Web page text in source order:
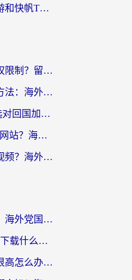
海外党必看：雷神手游和快帆TV版好用吗？3步选对回国加速器不踩坑
酷狗在海外用怎么版权限制？留学生亲测：3步解决听国内音乐难题
国外用微信加速器的方法：海外党无缝连接国内生活的实用指南
国外看芒果tv总卡？选对回国加速器，轻松追《浪姐》不费劲
在国外怎么看nba直播网站？海外党专属体育观赛指南，告别地区限制！
国外怎么看手机腾讯视频？海外党亲测有效的追剧加速器选择指南
德国怎么玩最强祖师？海外党国服游戏加速器选择全攻略（附宝可梦Online实测）
在国外玩QQ飞车需要下载什么加速器呢？海外党亲测有效的国服游戏加速指南
雪糕工厂国外玩延迟很高怎么办？海外玩家国服游戏加速终极攻略（附实测推荐）